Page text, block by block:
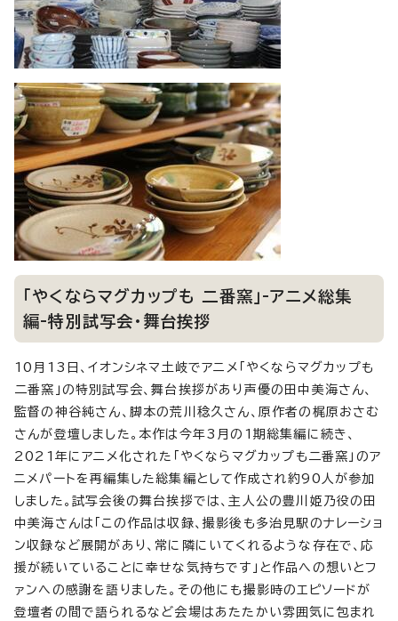
「やくならマグカップも 二番窯」-アニメ総集
編-特別試写会・舞台挨拶
10月13日、イオンシネマ土岐でアニメ「やくならマグカップも
二番窯」の特別試写会、舞台挨拶があり声優の田中美海さん、
監督の神谷純さん、脚本の荒川稔久さん、原作者の梶原おさむ
さんが登壇しました。本作は今年3月の1期総集編に続き、
2021年にアニメ化された「やくならマグカップも二番窯」のア
ニメパートを再編集した総集編として作成され約90人が参加
しました。試写会後の舞台挨拶では、主人公の豊川姫乃役の田
中美海さんは「この作品は収録、撮影後も多治見駅のナレーショ
ン収録など展開があり、常に隣にいてくれるような存在で、応
援が続いていることに幸せな気持ちです」と作品への想いとフ
ァンへの感謝を語りました。その他にも撮影時のエピソードが
登壇者の間で語られるなど会場はあたたかい雰囲気に包まれ